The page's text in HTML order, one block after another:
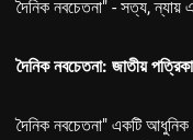
দৈনিক নবচেতনা" - সত্য, ন্যায়
দৈনিক নবচেতনা: জাতীয় পত্রিকা
দৈনিক নবচেতনা" একটি আধুনিক